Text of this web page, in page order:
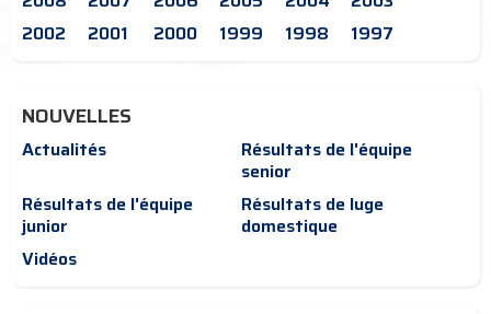
2002
2001 2000 1999 1998 1997
NOUVELLES
Actualités
Résultats de l'équipe
senior
Résultats de l'équipe
junior
Résultats de luge
domestique
Vidéos